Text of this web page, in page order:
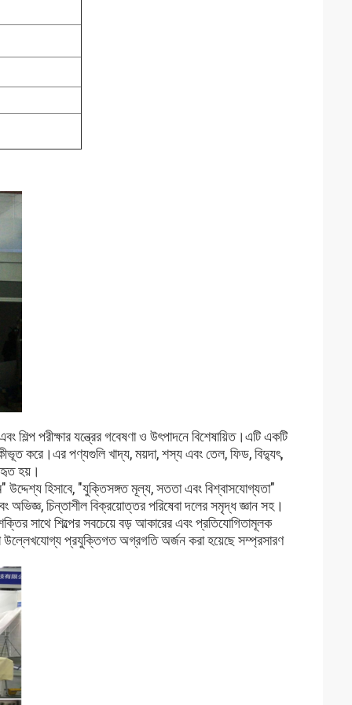
যন্ত্রের গবেষণা ও উৎপাদনে বিশেষায়িত।এটি একটি
করে।এর পণ্যগুলি খাদ্য, ময়দা, শস্য এবং তেল, ফিড, বিদ্যুৎ,
হয়।
হিসাবে, "যুক্তিসঙ্গত মূল্য, সততা এবং বিশ্বাসযোগ্যতা"
চিন্তাশীল বিক্রয়োত্তর পরিষেবা দলের সমৃদ্ধ জ্ঞান সহ।
সাথে শিল্পের সবচেয়ে বড় আকারের এবং প্রতিযোগিতামূলক
উল্লেখযোগ্য প্রযুক্তিগত অগ্রগতি অর্জন করা হয়েছে সম্প্রসারণ